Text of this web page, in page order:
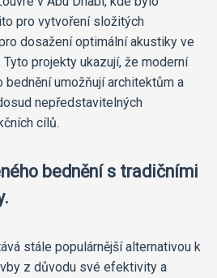
pro vytvoření složitých
dosažení optimální akustiky ve
projekty ukazují, že moderní
umožňují architektům a
nepředstavitelných
cílů.
bednění s tradičními
stále populárnější alternativou k
z důvodu své efektivity a